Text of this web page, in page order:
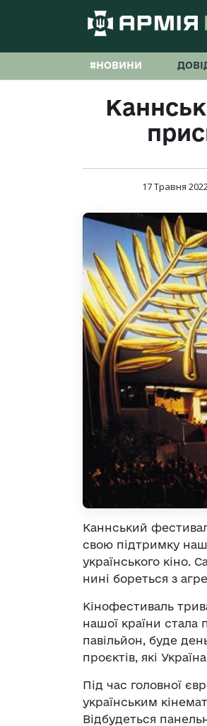
#НОВИНИ
17 Травня
Каннський
свою підтримку
українського кіно.
нині бореться з
Кінофестиваль
нашої країни стала
павільйон, буде
проєктів, які
Під час головної
українським
Відбудеться